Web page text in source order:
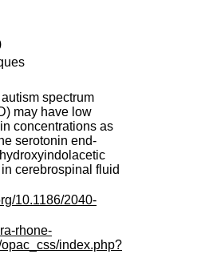
spectrum
may have low
concentrations as
serotonin end-
cerebrospinal fluid
10.1186/2040-
rhone-
index.php?